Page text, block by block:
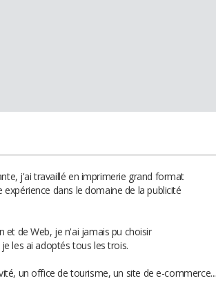
j'ai travaillé en imprimerie grand format
dans le domaine de la publicité
et de Web, je n'ai jamais pu choisir
les ai adoptés tous les trois.
un office de tourisme, un site de e-commerce...